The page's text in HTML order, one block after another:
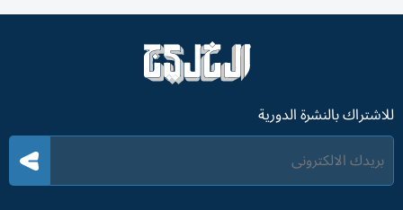
للاشتراك بالنشرة الدورية